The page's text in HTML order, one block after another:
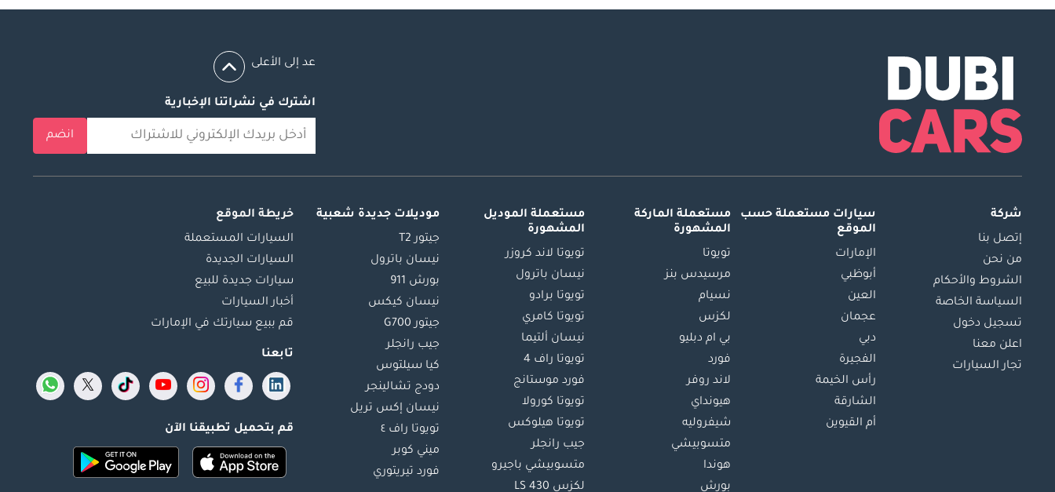
عد إلى الأعلى
اشترك في نشراتنا الإخبارية
انضم
شركة
إتصل بنا
من نحن
الشروط والأحكام
السياسة الخاصة
تسجيل دخول
اعلن معنا
تجار السيارات
سيارات مستعملة حسب
الموقع
الإمارات
أبوظبي
العين
عجمان
دبي
الفجيرة
رأس الخيمة
الشارقة
أم القيوين
مستعملة الماركة
المشهورة
تويوتا
مرسيدس بنز
نسيام
لكزس
بي ام دبليو
فورد
لاند روفر
هيونداي
شيفروليه
متسوبيشي
هوندا
بورش
مستعملة الموديل
المشهورة
تويوتا لاند كروزر
نيسان باترول
تويوتا برادو
تويوتا كامري
نيسان ألتيما
تويوتا راف 4
فورد موستانج
تويوتا كورولا
تويوتا هيلوكس
جيب رانجلر
متسوبيشي باجيرو
لكزس LS 430
موديلات جديدة شعبية
جيتور T2
نيسان باترول
بورش 911
نيسان كيكس
جيتور G700
جيب رانجلر
كيا سيلتوس
دودج تشالينجر
نيسان إكس تريل
تويوتا راف ٤
ميني كوبر
فورد تيريتوري
خريطة الموقع
السيارات المستعملة
السيارات الجديدة
سيارات جديدة للبيع
أخبار السيارات
قم ببيع سيارتك في الإمارات
تابعنا
قم بتحميل تطبيقنا الآن